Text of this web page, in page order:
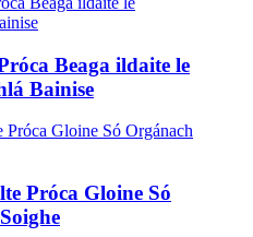
Beaga ildaite le
Bainise
Próca Gloine Só